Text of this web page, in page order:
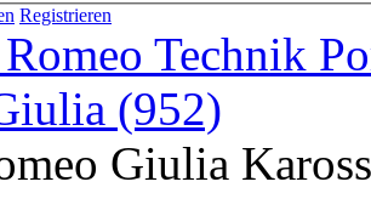
Registrieren
Technik
(952)
Giulia